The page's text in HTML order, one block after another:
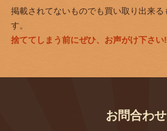
掲載されてないものでも買い取り出来る
す。
捨ててしまう前にぜひ、お声がけ下さい!
お問合わせ